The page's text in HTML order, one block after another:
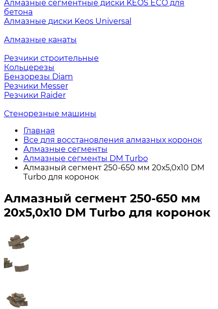
Алмазные сегментные диски KEOS ECO для
бетона
Алмазные диски Keos Universal
Алмазные канаты
Резчики строительные
Кольцерезы
Бензорезы Diam
Резчики Messer
Резчики Raider
Стенорезные машины
Главная
Все для восстановления алмазных коронок
Алмазные сегменты
Алмазные сегменты DM Turbo
Алмазный сегмент 250-650 мм 20х5,0х10 DM
Turbo для коронок
Алмазный сегмент 250-650 мм
20х5,0х10 DM Turbo для коронок